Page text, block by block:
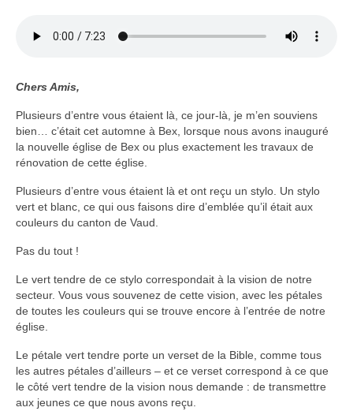
Mon témoignage
Vidéos Bibliques
Autres Vidéos
Apprendre
Conférences, Retraites
Enseignements ALTIUS
Enseignements CCRFE-ABC
Autres Enseignements
Anciens enseignements Théodule
Chers Amis,
Plusieurs d’entre vous étaient là, ce jour-là, je m’en souviens
bien… c’était cet automne à Bex, lorsque nous avons inauguré
la nouvelle église de Bex ou plus exactement les travaux de
rénovation de cette église.
Plusieurs d’entre vous étaient là et ont reçu un stylo. Un stylo
vert et blanc, ce qui ous faisons dire d’emblée qu’il était aux
couleurs du canton de Vaud.
Pas du tout !
Le vert tendre de ce stylo correspondait à la vision de notre
secteur. Vous vous souvenez de cette vision, avec les pétales
de toutes les couleurs qui se trouve encore à l’entrée de notre
église.
Le pétale vert tendre porte un verset de la Bible, comme tous
les autres pétales d’ailleurs – et ce verset correspond à ce que
le côté vert tendre de la vision nous demande : de transmettre
aux jeunes ce que nous avons reçu.